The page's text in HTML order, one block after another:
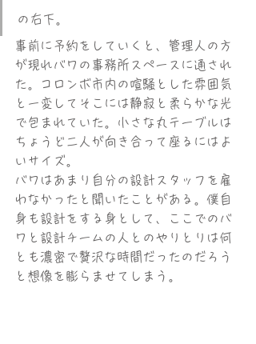
の右下。
事前に予約をしていくと、管理人の方
が現れバワの事務所スペースに通され
た。コロンボ市内の喧騒とした雰囲気
と一変してそこには静寂と柔らかな光
で包まれていた。小さな丸テーブルは
ちょうど二人が向き合って座るにはよ
いサイズ。
バワはあまり自分の設計スタッフを雇
わなかったと聞いたことがある。僕自
身も設計をする身として、ここでのバ
ワと設計チームの人とのやりとりは何
とも濃密で贅沢な時間だったのだろう
と想像を膨らませてしまう。